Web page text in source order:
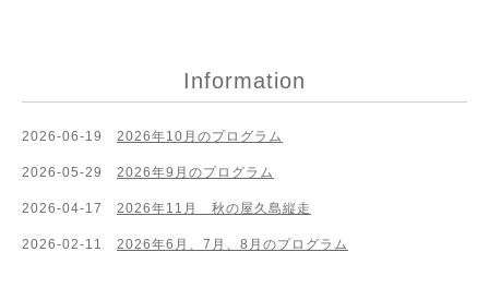
Information
2026-06-19 2026年10月のプログラム
2026-05-29 2026年9月のプログラム
2026-04-17 2026年11月 秋の屋久島縦走
2026-02-11 2026年6月、7月、8月のプログラム